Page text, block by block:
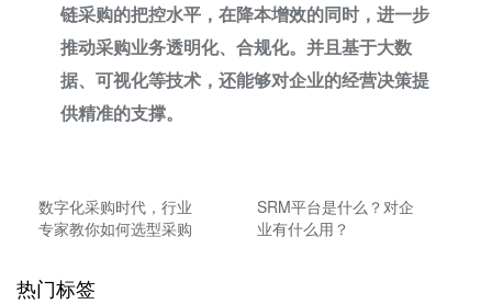
链采购的把控水平，在降本增效的同时，进一步
推动采购业务透明化、合规化。并且基于大数
据、可视化等技术，还能够对企业的经营决策提
供精准的支撑。
数字化采购时代，行业
专家教你如何选型采购
SRM平台是什么？对企
业有什么用？
热门标签